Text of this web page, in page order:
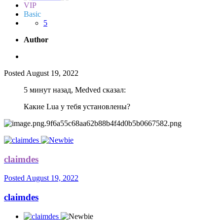
VIP
Basic
5
Author
Posted August 19, 2022
5 минут назад, Medved сказал:
Какие Lua у тебя установлены?
claimdes
Posted August 19, 2022
claimdes